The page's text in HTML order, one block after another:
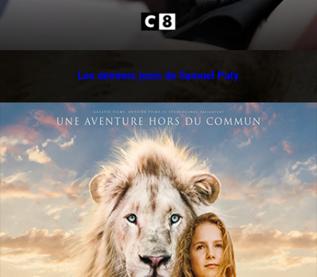
Les derniers jours de Samuel Paty